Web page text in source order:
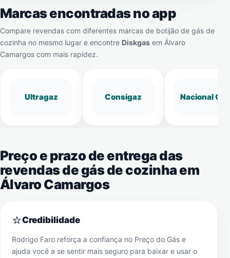
Marcas encontradas no app
Compare revendas com diferentes marcas de botijão de gás de
cozinha no mesmo lugar e encontre Diskgas em Álvaro
Camargos com mais rapidez.
Ultragaz Consigaz Nacional Gás
Preço e prazo de entrega das
revendas de gás de cozinha em
Álvaro Camargos
⭐Credibilidade
Rodrigo Faro reforça a confiança no Preço do Gás e
ajuda você a se sentir mais seguro para baixar e usar o